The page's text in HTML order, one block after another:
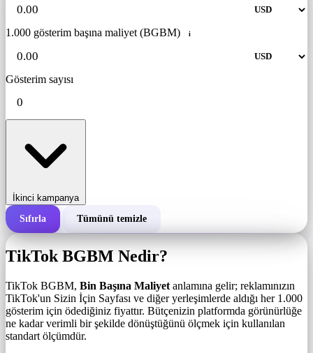
1.000 gösterim başına maliyet (BGBM) i
Gösterim sayısı
İkinci kampanya
Bir kampanyanın toplam maliyeti
Gösterim sayısı
Sıfırla Tümünü temizle
TikTok BGBM Nedir?
TikTok BGBM, Bin Başına Maliyet anlamına gelir; reklamınızın
TikTok'un Sizin İçin Sayfası ve diğer yerleşimlerde aldığı her 1.000
gösterim için ödediğiniz fiyattır. Bütçenizin platformda görünürlüğe
ne kadar verimli bir şekilde dönüştüğünü ölçmek için kullanılan
standart ölçümdür.